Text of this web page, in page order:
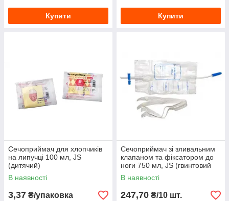
Купити Купити
Сечоприймач для хлопчиків
на липучці 100 мл, JS
(дитячий)
В наявності
3,37 ₴/упаковка
Сечоприймач зі зливальним
клапаном та фіксатором до
ноги 750 мл, JS (гвинтовий
клапан)
В наявності
247,70 ₴/10 шт.